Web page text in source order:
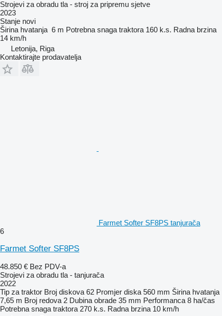
Strojevi za obradu tla - stroj za pripremu sjetve
2023
Stanje novi
Širina hvatanja 6 m Potrebna snaga traktora 160 k.s. Radna brzina
14 km/h
Letonija, Riga
Kontaktirajte prodavatelja
Farmet Softer SF8PS tanjurača
6
Farmet Softer SF8PS
48.850 € Bez PDV-a
Strojevi za obradu tla - tanjurača
2022
Tip za traktor Broj diskova 62 Promjer diska 560 mm Širina hvatanja
7,65 m Broj redova 2 Dubina obrade 35 mm Performanca 8 ha/čas
Potrebna snaga traktora 270 k.s. Radna brzina 10 km/h